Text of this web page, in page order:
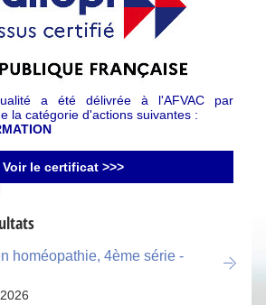
a été délivrée à l'AFVAC par
la catégorie d'actions suivantes :
Voir le certificat >>>
homéopathie, 4ème série -